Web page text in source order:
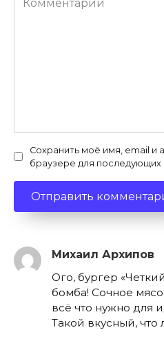
Сохранить моё имя, email и
браузере для последующих
Михаил Архипов
Ого, бургер
бомба! Сочное
всё что нужно для
Такой вкусный,